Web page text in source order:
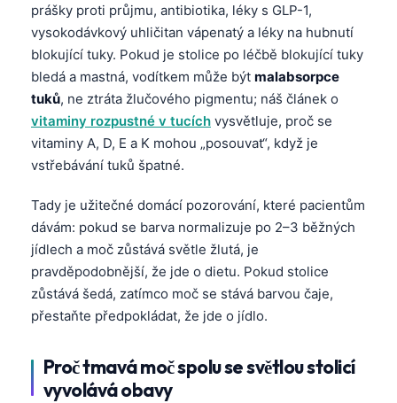
prášky proti průjmu, antibiotika, léky s GLP-1,
vysokodávkový uhličitan vápenatý a léky na hubnutí
blokující tuky. Pokud je stolice po léčbě blokující tuky
bledá a mastná, vodítkem může být malabsorpce
tuků, ne ztráta žlučového pigmentu; náš článek o
vitaminy rozpustné v tucích vysvětluje, proč se
vitaminy A, D, E a K mohou „posouvat“, když je
vstřebávání tuků špatné.
Tady je užitečné domácí pozorování, které pacientům
dávám: pokud se barva normalizuje po 2–3 běžných
jídlech a moč zůstává světle žlutá, je
pravděpodobnější, že jde o dietu. Pokud stolice
zůstává šedá, zatímco moč se stává barvou čaje,
přestaňte předpokládat, že jde o jídlo.
Proč tmavá moč spolu se světlou stolicí
vyvolává obavy